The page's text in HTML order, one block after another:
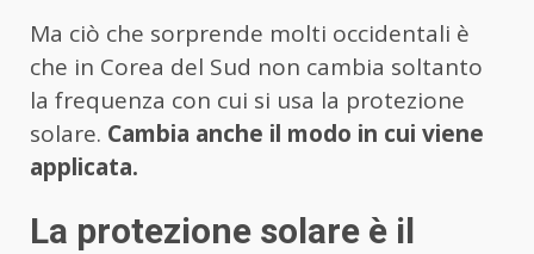
Ma ciò che sorprende molti occidentali è
che in Corea del Sud non cambia soltanto
la frequenza con cui si usa la protezione
solare. Cambia anche il modo in cui viene
applicata.
La protezione solare è il